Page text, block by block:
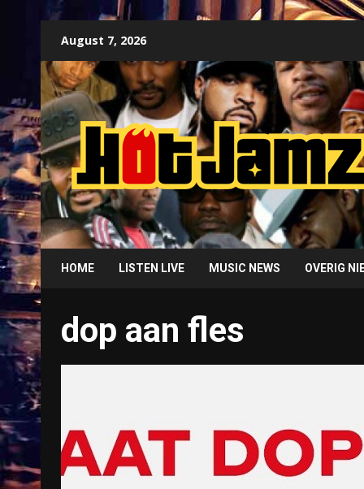
content
August 7, 2026
HOME LISTEN LIVE MUSIC NEWS OVERIG
dop aan fles
Treinkaartjes worden duurder,